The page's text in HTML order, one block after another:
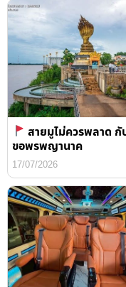
สายมูไม่ควรพลาด กั
ขอพรพญานาค
17/07/2026